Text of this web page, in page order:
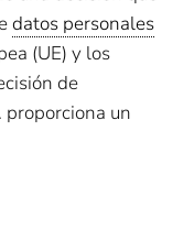
datos personales
(UE) y los
de
proporciona un